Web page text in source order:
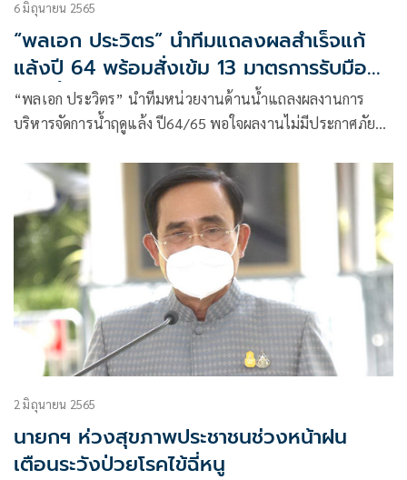
6 มิถุนายน 2565
“พลเอก ประวิตร” นำทีมแถลงผลสำเร็จแก้
แล้งปี 64 พร้อมสั่งเข้ม 13 มาตรการรับมือฤดู
ฝนปีนี้
“พลเอก ประวิตร” นำทีมหน่วยงานด้านน้ำแถลงผลงานการ
บริหารจัดการน้ำฤดูแล้ง ปี64/65 พอใจผลงานไม่มีประกาศภัย
2 มิถุนายน 2565
นายกฯ ห่วงสุขภาพประชาชนช่วงหน้าฝน
เตือนระวังป่วยโรคไข้ฉี่หนู